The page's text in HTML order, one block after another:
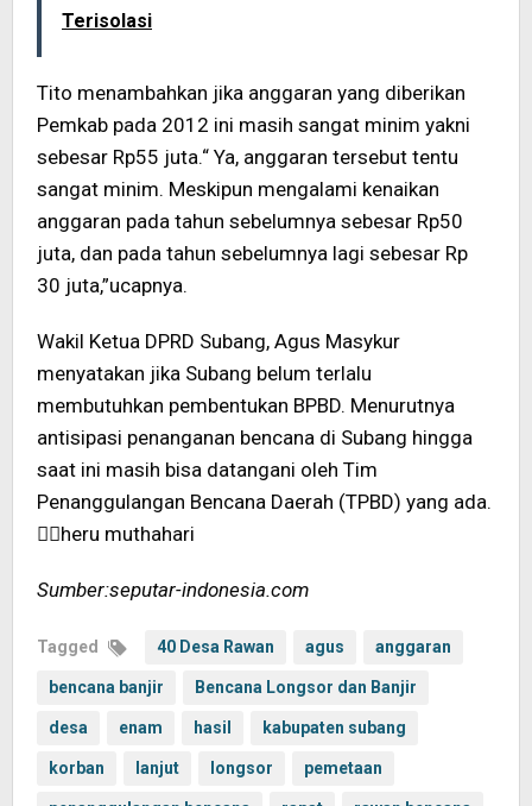
Terisolasi
Tito menambahkan jika anggaran yang diberikan
Pemkab pada 2012 ini masih sangat minim yakni
sebesar Rp55 juta.“ Ya, anggaran tersebut tentu
sangat minim. Meskipun mengalami kenaikan
anggaran pada tahun sebelumnya sebesar Rp50
juta, dan pada tahun sebelumnya lagi sebesar Rp
30 juta,”ucapnya.
Wakil Ketua DPRD Subang, Agus Masykur
menyatakan jika Subang belum terlalu
membutuhkan pembentukan BPBD. Menurutnya
antisipasi penanganan bencana di Subang hingga
saat ini masih bisa datangani oleh Tim
Penanggulangan Bencana Daerah (TPBD) yang ada.
heru muthahari
Sumber:seputar-indonesia.com
Tagged 40 Desa Rawan agus anggaran
bencana banjir Bencana Longsor dan Banjir
desa enam hasil kabupaten subang
korban lanjut longsor pemetaan